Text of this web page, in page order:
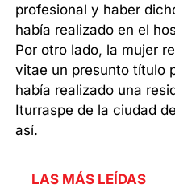
profesional y haber
había realizado en el
Por otro lado, la mujer
vitae un presunto título
había realizado una
Iturraspe de la ciudad
así.
LAS MÁS LEÍDAS